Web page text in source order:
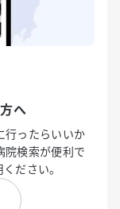
へ
行ったらいいか
院検索が便利で
ださい。